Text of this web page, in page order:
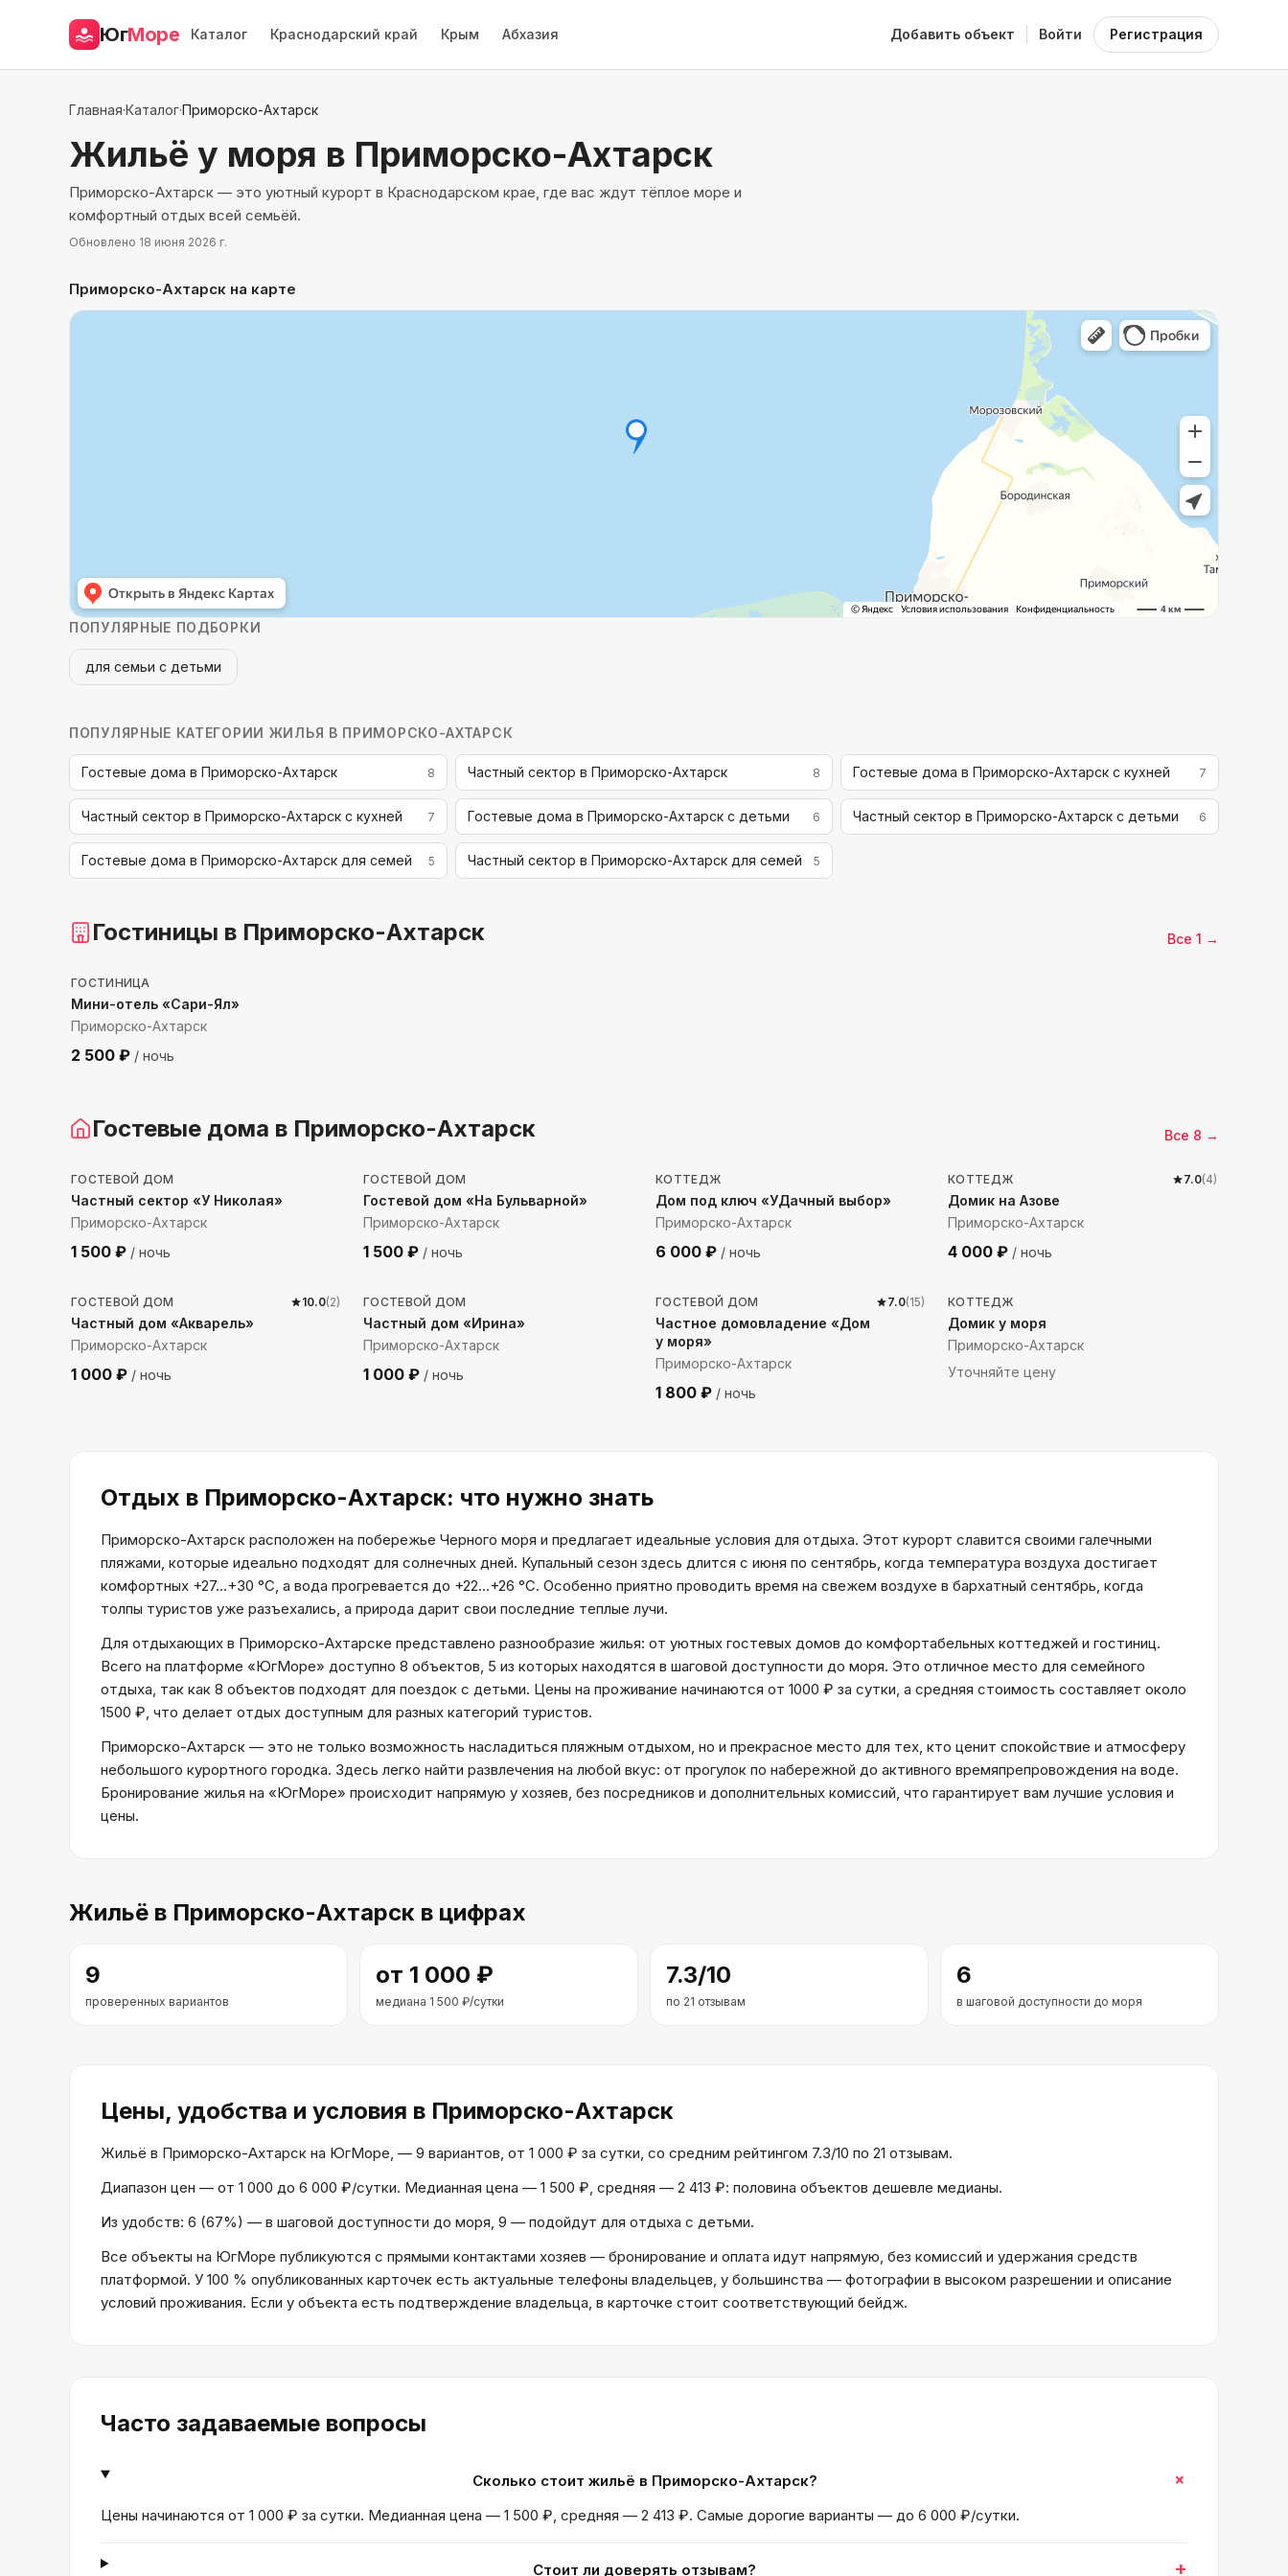
ЮгМоре Каталог Краснодарский край Крым Абхазия Добавить объект Войти Регистрация
Главная·Каталог·Приморско-Ахтарск
Жильё у моря в Приморско-Ахтарск
Приморско-Ахтарск — это уютный курорт в Краснодарском крае, где вас ждут тёплое море и
комфортный отдых всей семьёй.
Обновлено 18 июня 2026 г.
Приморско-Ахтарск на карте
ПОПУЛЯРНЫЕ ПОДБОРКИ
для семьи с детьми
ПОПУЛЯРНЫЕ КАТЕГОРИИ ЖИЛЬЯ В ПРИМОРСКО-АХТАРСК
Гостевые дома в Приморско-Ахтарск 8 Частный сектор в Приморско-Ахтарск 8 Гостевые дома в Приморско-Ахтарск с кухней 7
Частный сектор в Приморско-Ахтарск с кухней 7 Гостевые дома в Приморско-Ахтарск с детьми 6 Частный сектор в Приморско-Ахтарск с детьми 6
Гостевые дома в Приморско-Ахтарск для семей 5 Частный сектор в Приморско-Ахтарск для семей 5
Гостиницы в Приморско-Ахтарск Все 1 →
44м до моря
ГОСТИНИЦА
Мини-отель «Сари-Ял»
Приморско-Ахтарск
2 500 ₽ / ночь
Гостевые дома в Приморско-Ахтарск Все 8 →
1822м до моря
ГОСТЕВОЙ ДОМ
Частный сектор «У Николая»
Приморско-Ахтарск
1 500 ₽ / ночь
193м до моря
ГОСТЕВОЙ ДОМ
Гостевой дом «На Бульварной»
Приморско-Ахтарск
1 500 ₽ / ночь
КОТТЕДЖ
Дом под ключ «УДачный выбор»
Приморско-Ахтарск
6 000 ₽ / ночь
КОТТЕДЖ 7.0(4)
Домик на Азове
Приморско-Ахтарск
4 000 ₽ / ночь
713м до моря
ГОСТЕВОЙ ДОМ 10.0(2)
Частный дом «Акварель»
Приморско-Ахтарск
1 000 ₽ / ночь
57 м до моря
ГОСТЕВОЙ ДОМ
Частный дом «Ирина»
Приморско-Ахтарск
1 000 ₽ / ночь
47 м до моря
ГОСТЕВОЙ ДОМ 7.0(15)
Частное домовладение «Дом
у моря»
Приморско-Ахтарск
1 800 ₽ / ночь
29 м до моря
КОТТЕДЖ
Домик у моря
Приморско-Ахтарск
Уточняйте цену
Отдых в Приморско-Ахтарск: что нужно знать
Приморско-Ахтарск расположен на побережье Черного моря и предлагает идеальные условия для отдыха. Этот курорт славится своими галечными
пляжами, которые идеально подходят для солнечных дней. Купальный сезон здесь длится с июня по сентябрь, когда температура воздуха достигает
комфортных +27…+30 °C, а вода прогревается до +22…+26 °C. Особенно приятно проводить время на свежем воздухе в бархатный сентябрь, когда
толпы туристов уже разъехались, а природа дарит свои последние теплые лучи.
Для отдыхающих в Приморско-Ахтарске представлено разнообразие жилья: от уютных гостевых домов до комфортабельных коттеджей и гостиниц.
Всего на платформе «ЮгМоре» доступно 8 объектов, 5 из которых находятся в шаговой доступности до моря. Это отличное место для семейного
отдыха, так как 8 объектов подходят для поездок с детьми. Цены на проживание начинаются от 1000 ₽ за сутки, а средняя стоимость составляет около
1500 ₽, что делает отдых доступным для разных категорий туристов.
Приморско-Ахтарск — это не только возможность насладиться пляжным отдыхом, но и прекрасное место для тех, кто ценит спокойствие и атмосферу
небольшого курортного городка. Здесь легко найти развлечения на любой вкус: от прогулок по набережной до активного времяпрепровождения на воде.
Бронирование жилья на «ЮгМоре» происходит напрямую у хозяев, без посредников и дополнительных комиссий, что гарантирует вам лучшие условия и
цены.
Жильё в Приморско-Ахтарск в цифрах
9
проверенных вариантов
от 1 000 ₽
медиана 1 500 ₽/сутки
7.3/10
по 21 отзывам
6
в шаговой доступности до моря
Цены, удобства и условия в Приморско-Ахтарск
Жильё в Приморско-Ахтарск на ЮгМоре, — 9 вариантов, от 1 000 ₽ за сутки, со средним рейтингом 7.3/10 по 21 отзывам.
Диапазон цен — от 1 000 до 6 000 ₽/сутки. Медианная цена — 1 500 ₽, средняя — 2 413 ₽: половина объектов дешевле медианы.
Из удобств: 6 (67%) — в шаговой доступности до моря, 9 — подойдут для отдыха с детьми.
Все объекты на ЮгМоре публикуются с прямыми контактами хозяев — бронирование и оплата идут напрямую, без комиссий и удержания средств
платформой. У 100 % опубликованных карточек есть актуальные телефоны владельцев, у большинства — фотографии в высоком разрешении и описание
условий проживания. Если у объекта есть подтверждение владельца, в карточке стоит соответствующий бейдж.
Часто задаваемые вопросы
Сколько стоит жильё в Приморско-Ахтарск? +
Цены начинаются от 1 000 ₽ за сутки. Медианная цена — 1 500 ₽, средняя — 2 413 ₽. Самые дорогие варианты — до 6 000 ₽/сутки.
Стоит ли доверять отзывам? +